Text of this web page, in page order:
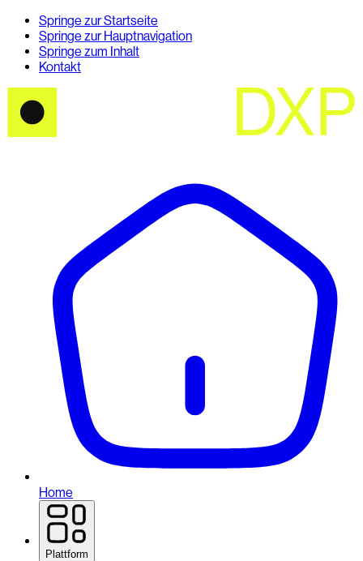
Springe zur Startseite
Springe zur Hauptnavigation
Springe zum Inhalt
Kontakt
Home
Plattform